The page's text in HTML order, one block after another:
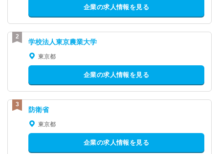
企業の求人情報を見る
学校法人東京農業大学
東京都
企業の求人情報を見る
防衛省
東京都
企業の求人情報を見る